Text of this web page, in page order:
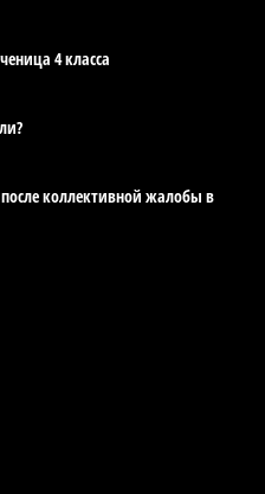
под Алматы
три дня
тигра возле села
219
экологичного
проект
4 класса
коллективной жалобы в